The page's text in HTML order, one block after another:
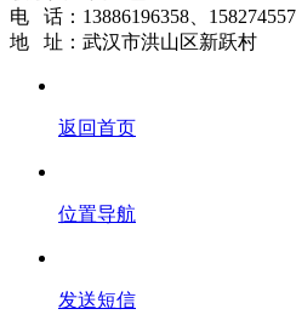
电 话：13886196358、
地 址：武汉市洪山区新跃村
返回首页
位置导航
发送短信